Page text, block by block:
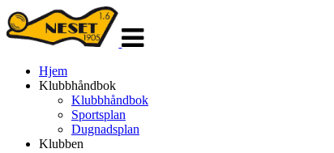
navigasjon
Hjem
Klubbhåndbok
Klubbhåndbok
Sportsplan
Dugnadsplan
Klubben